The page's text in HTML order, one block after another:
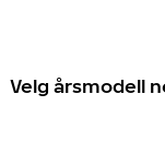
Velg årsmodell